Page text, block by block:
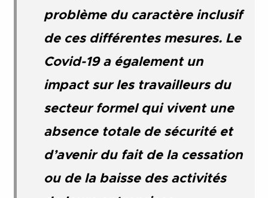
problème du caractère inclusif
de ces différentes mesures. Le
Covid-19 a également un
impact sur les travailleurs du
secteur formel qui vivent une
absence totale de sécurité et
d’avenir du fait de la cessation
ou de la baisse des activités